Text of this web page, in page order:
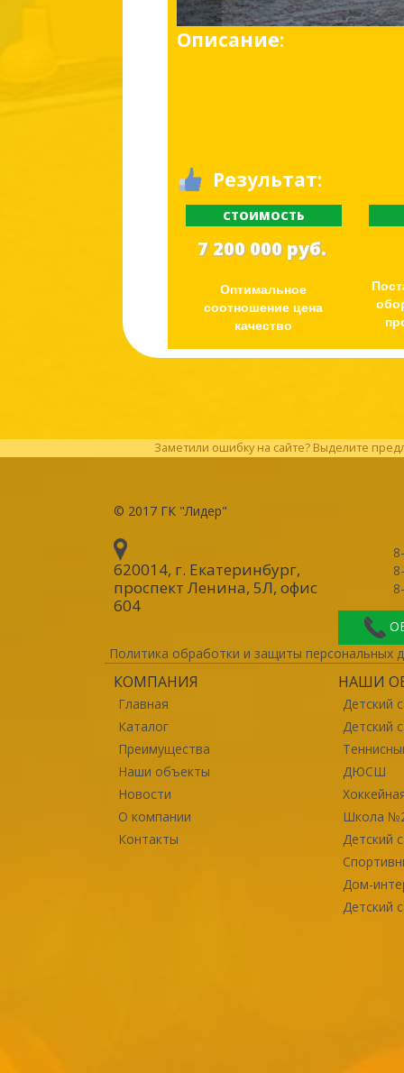
Описание:
Результат:
СТОИМОСТЬ
7 200 000 руб.
Оптимальное
соотношение цена
качество
Заметили ошибку на сайте? Выделите
© 2017 ГК "Лидер"
620014, г. Екатеринбург,
проспект Ленина, 5Л, офис
604
Политика обработки и защиты персональных
КОМПАНИЯ
Главная
Каталог
Преимущества
Наши объекты
Новости
О компании
Контакты
НАШИ
Детский
Детский
ДЮСШ
Школа
Детский
Дом-
Детский